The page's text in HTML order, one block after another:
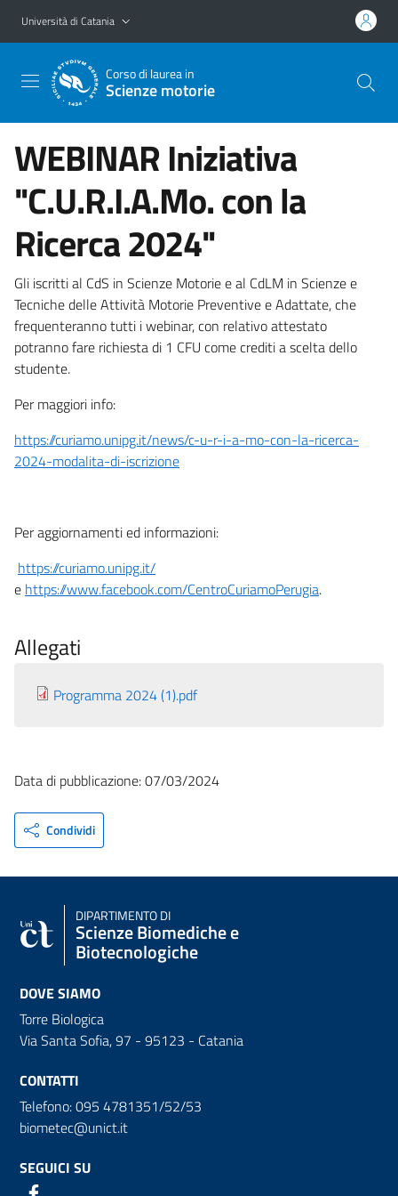
Vai al contenuto principale
Vai al menu di navigazione
Università di Catania
Corso di laurea in
Scienze motorie
WEBINAR Iniziativa
"C.U.R.I.A.Mo. con la
Ricerca 2024"
Gli iscritti al CdS in Scienze Motorie e al CdLM in Scienze e
Tecniche delle Attività Motorie Preventive e Adattate, che
frequenteranno tutti i webinar, con relativo attestato
potranno fare richiesta di 1 CFU come crediti a scelta dello
studente.
Per maggiori info:
https://curiamo.unipg.it/news/c-u-r-i-a-mo-con-la-ricerca-
2024-modalita-di-iscrizione
Per aggiornamenti ed informazioni:
https://curiamo.unipg.it/
e https://www.facebook.com/CentroCuriamoPerugia.
Allegati
Programma 2024 (1).pdf
Data di pubblicazione: 07/03/2024
Condividi
DIPARTIMENTO DI
Scienze Biomediche e
Biotecnologiche
DOVE SIAMO
Torre Biologica
Via Santa Sofia, 97 - 95123 - Catania
CONTATTI
Telefono: 095 4781351/52/53
biometec@unict.it
SEGUICI SU